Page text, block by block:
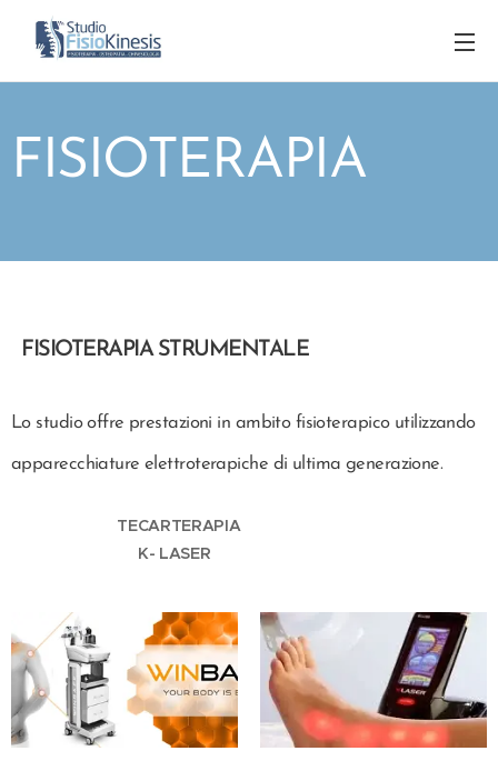
FISIOTERAPIA
FISIOTERAPIA STRUMENTALE
Lo studio offre prestazioni in ambito fisioterapico utilizzando
apparecchiature elettroterapiche di ultima generazione.
TECARTERAPIA
K- LASER